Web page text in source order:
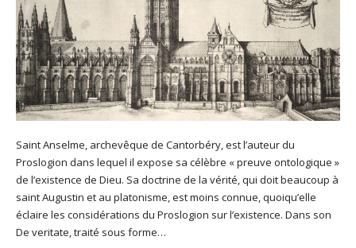
Saint Anselme, archevêque de Cantorbéry, est l’auteur du
Proslogion dans lequel il expose sa célèbre « preuve ontologique »
de l’existence de Dieu. Sa doctrine de la vérité, qui doit beaucoup à
saint Augustin et au platonisme, est moins connue, quoiqu’elle
éclaire les considérations du Proslogion sur l’existence. Dans son
De veritate, traité sous forme…